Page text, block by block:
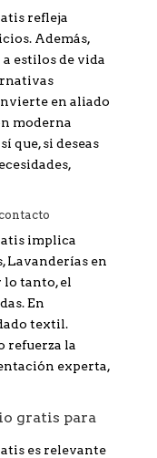
refleja
Además,
estilos de vida
en aliado
moderna
que, si deseas
implica
Lavanderías en
lo tanto, el
En
textil.
refuerza la
experta,
gratis para
es relevante